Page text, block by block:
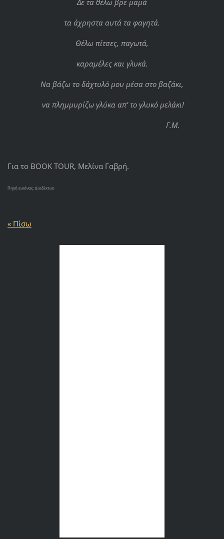
τα άχρηστα αυτά τα φαγητά.
Θέλω πίτσες, παγωτά,
καραμέλες και γλυκά.
Να βάζω το δάχτυλό μου μέσα στο βαζάκι,
να πλημμυρίζω γλύκα απ’ το γλυκό μελάκι!
Γ.Μ.
Για το BOOK TOUR, Μελίνα Γαβρή.
Πηγή εικόνας: Διαδίκτυο
« Πίσω